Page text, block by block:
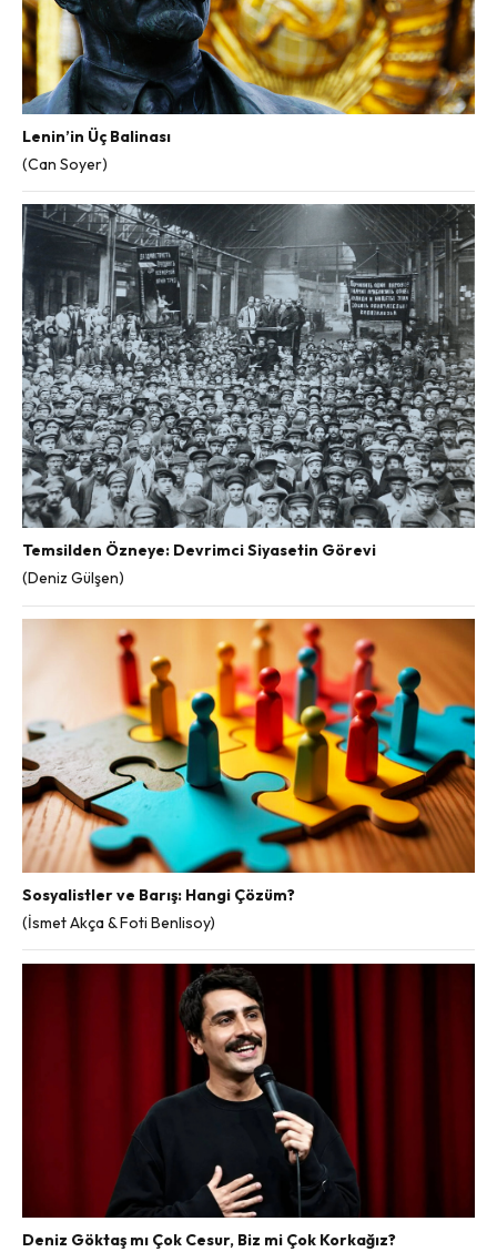
Lenin’in Üç Balinası
(Can Soyer)
Temsilden Özneye: Devrimci Siyasetin Görevi
(Deniz Gülşen)
Sosyalistler ve Barış: Hangi Çözüm?
(İsmet Akça & Foti Benlisoy)
Deniz Göktaş mı Çok Cesur, Biz mi Çok Korkağız?